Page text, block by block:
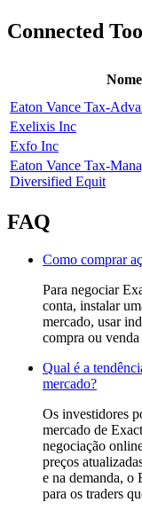
Connected
Nome
Eaton Vance Tax-
Exelixis Inc
Exfo Inc
Eaton Vance Tax-
Diversified Equit
FAQ
Como comprar
Para negociar
conta, instalar
mercado, usar
compra ou venda
Qual é a
mercado?
Os investidores
mercado de
negociação
preços
e na demanda, o
para os traders